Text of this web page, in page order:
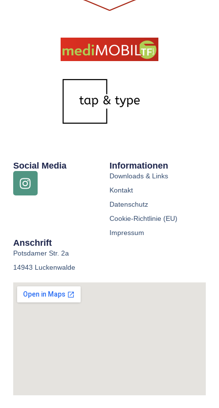
Social Media Informationen
Downloads & Links
Kontakt
Datenschutz
Cookie-Richtlinie (EU)
Impressum
Anschrift
Potsdamer Str. 2a
14943 Luckenwalde